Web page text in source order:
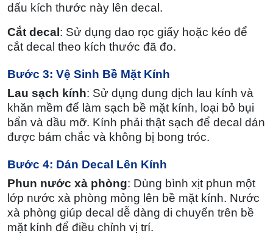
dấu kích thước này lên decal.
Cắt decal : Sử dụng dao rọc giấy hoặc kéo để
cắt decal theo kích thước đã đo.
Bước 3: Vệ Sinh Bề Mặt Kính
Lau sạch kính: Sử dụng dung dịch lau kính và
khăn mềm để làm sạch bề mặt kính, loại bỏ bụi
bẩn và dầu mỡ. Kính phải thật sạch để decal dán
được bám chắc và không bị bong tróc.
Bước 4: Dán Decal Lên Kính
Phun nước xà phòng: Dùng bình xịt phun một
lớp nước xà phòng mỏng lên bề mặt kính. Nước
xà phòng giúp decal dễ dàng di chuyển trên bề
mặt kính để điều chỉnh vị trí.